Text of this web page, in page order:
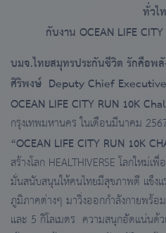
ทั่วไ
กับงาน OCEAN LIFE
บมจ.ไทยสมุทรประกันชีวิต รักคือพ
ศิริพงษ์ Deputy Chief
OCEAN LIFE CITY RUN 10K
กรุงเทพมหานคร ในเดือนมีนาคม
“OCEAN LIFE CITY RUN 10K
สร้างโลก HEALTHIVERSE โลกใหม่
มั่นสนับสนุนให้คนไทยมีสุขภาพดี แข็ง
ภูมิภาคต่างๆ มาวิ่งออกกำลังกายพร้อ
และ 5 กิโลเมตร ความสนุกอัดแน่นด้